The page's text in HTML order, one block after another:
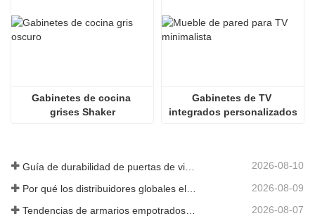
Gabinetes de cocina
grises Shaker
Gabinetes de TV
integrados personalizados
2026-08-10
2026-08-09
2026-08-07